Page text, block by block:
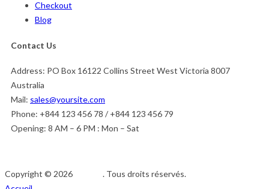
Checkout
Blog
Contact Us
Address: PO Box 16122 Collins Street West Victoria 8007
Australia
Mail: sales@yoursite.com
Phone: +844 123 456 78 / +844 123 456 79
Opening: 8 AM – 6 PM : Mon – Sat
Copyright © 2026
. Tous droits réservés.